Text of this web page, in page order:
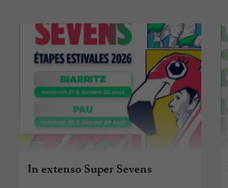
In extenso Super Sevens